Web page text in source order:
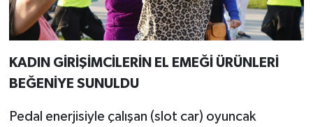
KADIN GİRİŞİMCİLERİN EL EMEĞİ ÜRÜNLERİ
BEĞENİYE SUNULDU
Pedal enerjisiyle çalışan (slot car) oyuncak